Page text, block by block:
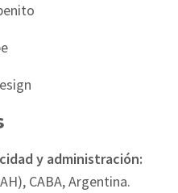
y administración:
CABA, Argentina.